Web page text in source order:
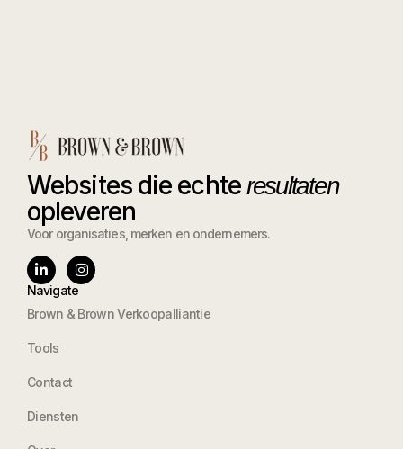
Websites die echteresultaten
opleveren
Voor organisaties, merken en ondernemers.
Navigate
Brown & Brown Verkoopalliantie
Tools
Contact
Diensten